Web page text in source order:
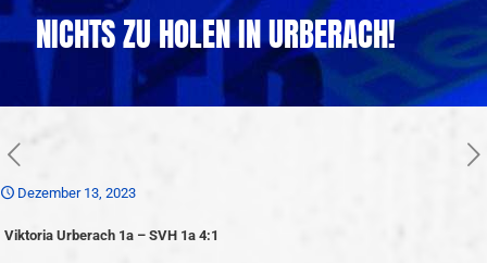
NICHTS ZU HOLEN IN URBERACH!
Dezember 13, 2023
Viktoria Urberach 1a – SVH 1a 4:1